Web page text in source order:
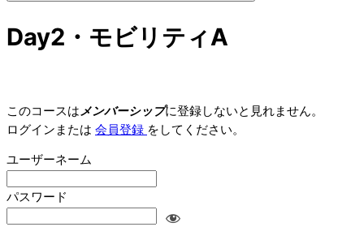
Day2・モビリティA
このコースはメンバーシップに登録しないと見れません。
ログインまたは 会員登録 をしてください。
ユーザーネーム
パスワード